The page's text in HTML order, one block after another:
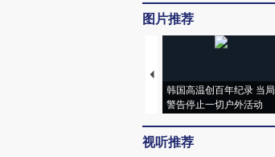
图片推荐
韩国高温创百年纪录 当局
警告停止一切户外活动
视听推荐